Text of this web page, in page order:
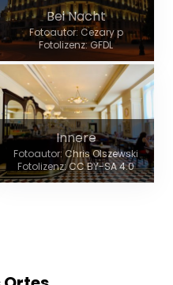
Bei Nacht
Fotoautor: Cezary p
Fotolizenz: GFDL
Innere
Fotoautor: Chris Olszewski
Fotolizenz: CC BY-SA 4.0